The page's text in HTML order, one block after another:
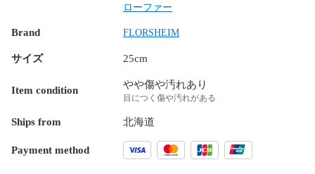
ローファー
Brand FLORSHEIM
サイズ 25cm
Item condition やや傷や汚れあり
目につく傷や汚れがある
Ships from 北海道
Payment method